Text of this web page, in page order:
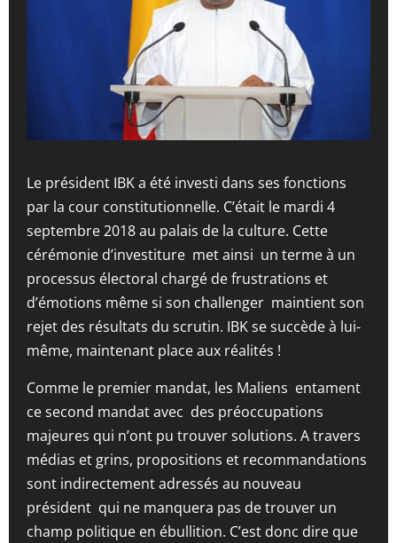
Le président IBK a été investi dans ses fonctions
par la cour constitutionnelle. C’était le mardi 4
septembre 2018 au palais de la culture. Cette
cérémonie d’investiture met ainsi un terme à un
processus électoral chargé de frustrations et
d’émotions même si son challenger maintient son
rejet des résultats du scrutin. IBK se succède à lui-
même, maintenant place aux réalités !
Comme le premier mandat, les Maliens entament
ce second mandat avec des préoccupations
majeures qui n’ont pu trouver solutions. A travers
médias et grins, propositions et recommandations
sont indirectement adressés au nouveau
président qui ne manquera pas de trouver un
champ politique en ébullition. C’est donc dire que